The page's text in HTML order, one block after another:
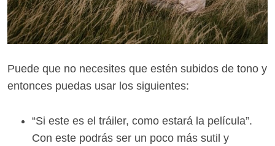
Puede que no necesites que estén subidos de tono y
entonces puedas usar los siguientes:
“Si este es el tráiler, como estará la película”.
Con este podrás ser un poco más sutil y